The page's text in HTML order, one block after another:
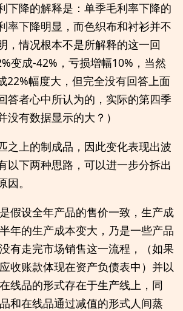
下降的解释是：单季毛利率下降的
率下降明显，而色织布和衬衫并不
，情况根本不是所解释的这一回
变成-42%，亏损增幅10%，当然
22%幅度大，但完全没有回答上面
答者心中所认为的，实际的第四季
没有数据显示的大？）
之上的制成品，因此变化表现出波
以下两种思路，可以进一步分拆出
。
假设全年产品的售价一致，生产成
年的生产成本变大，乃是一些产品
有走完市场销售这一流程，（如果
收账款体现在资产负债表中）并以
线品的形式存在于生产线上，同
和在线品通过减值的形式人间蒸